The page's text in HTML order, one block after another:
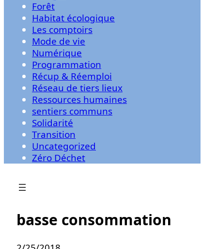
Forêt
Habitat écologique
Les comptoirs
Mode de vie
Numérique
Programmation
Récup & Réemploi
Réseau de tiers lieux
Ressources humaines
sentiers communs
Solidarité
Transition
Uncategorized
Zéro Déchet
basse consommation